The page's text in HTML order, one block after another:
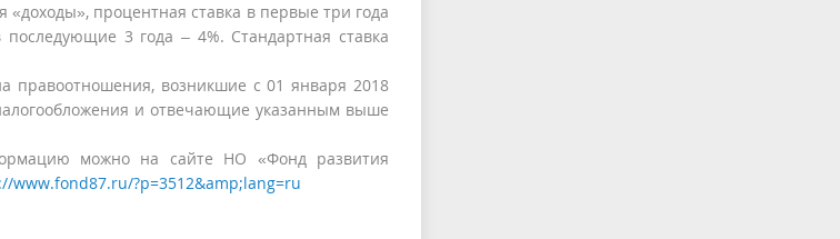
процентная ставка в первые три года
3 года – 4%. Стандартная ставка
правоотношения, возникшие с 01 января 2018
и отвечающие указанным выше
можно на сайте НО «Фонд развития
www.fond87.ru/?p=3512&amp;lang=ru